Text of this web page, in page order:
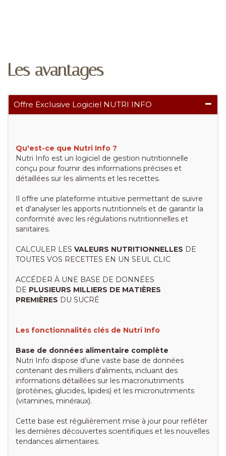
Les avantages
Offre Exclusive Logiciel NUTRI INFO
Qu'est-ce que Nutri Info ?
Nutri Info est un logiciel de gestion nutritionnelle
conçu pour fournir des informations précises et
détaillées sur les aliments et les recettes.
Il offre une plateforme intuitive permettant de suivre
et d'analyser les apports nutritionnels et de garantir la
conformité avec les régulations nutritionnelles et
sanitaires.
CALCULER LES VALEURS NUTRITIONNELLES DE
TOUTES VOS RECETTES EN UN SEUL CLIC
ACCÉDER À UNE BASE DE DONNÉES
DE PLUSIEURS MILLIERS DE MATIÈRES
PREMIÈRES DU SUCRÉ
Les fonctionnalités clés de Nutri Info
Base de données alimentaire complète
Nutri Info dispose d'une vaste base de données
contenant des milliers d'aliments, incluant des
informations détaillées sur les macronutriments
(protéines, glucides, lipides) et les micronutriments
(vitamines, minéraux).
Cette base est régulièrement mise à jour pour refléter
les dernières découvertes scientifiques et les nouvelles
tendances alimentaires.